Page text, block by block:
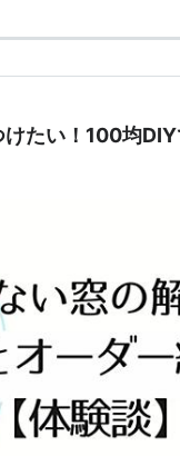
たい！100均